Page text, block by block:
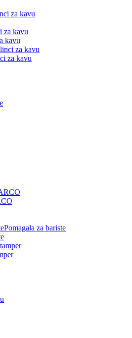
za kavu
kavu
za kavu
Pomagala za bariste